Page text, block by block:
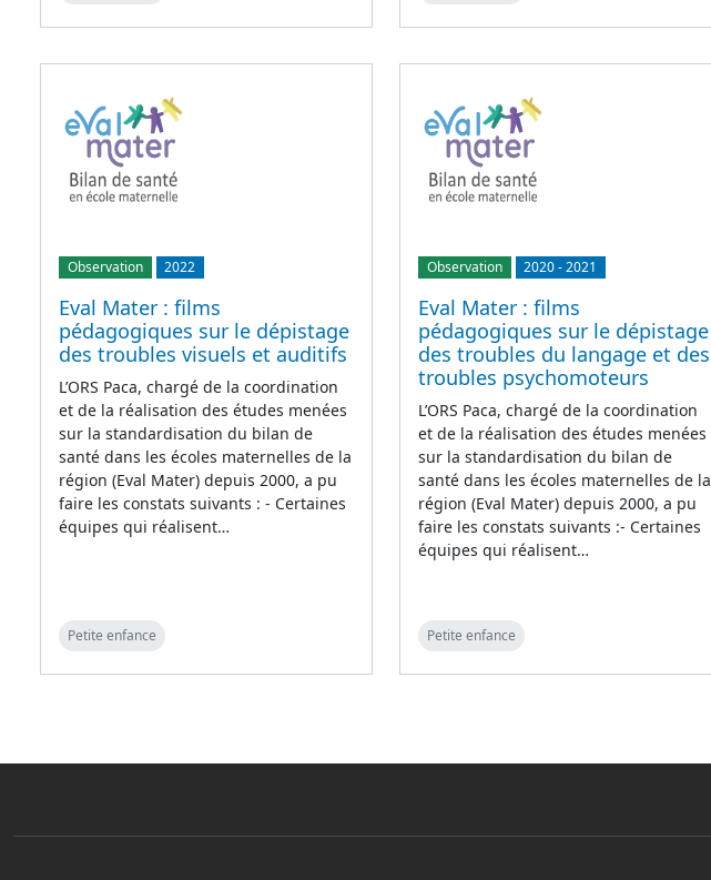
Observation 2022
Eval Mater : films
pédagogiques sur le dépistage
des troubles visuels et auditifs
L’ORS Paca, chargé de la coordination
et de la réalisation des études menées
sur la standardisation du bilan de
santé dans les écoles maternelles de la
région (Eval Mater) depuis 2000, a pu
faire les constats suivants : - Certaines
équipes qui réalisent…
Petite enfance
Observation 2020-2021
Eval Mater : films
pédagogiques sur le dépistage
des troubles du langage et des
troubles psychomoteurs
L’ORS Paca, chargé de la coordination
et de la réalisation des études menées
sur la standardisation du bilan de
santé dans les écoles maternelles de la
région (Eval Mater) depuis 2000, a pu
faire les constats suivants :- Certaines
équipes qui réalisent…
Petite enfance